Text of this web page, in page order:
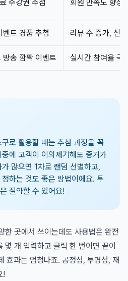
수강권 추첨 회원 만족도 향상
벤트 경품 추첨 리뷰 수 증가, 신
방송 깜짝 이벤트 실시간 참여율 극
로 활용할 때는 추첨 과정을 꼭
에 고객이 이의제기해도 증거가
많으면 1차로 랜덤 선별하고,
하는 것도 좋은 방법이에요. 투
절약할 수 있어요!
한 곳에서 쓰이는데도 사용법은 완전
몇 개 입력하고 클릭 한 번이면 끝이
효과는 엄청나죠. 공정성, 투명성, 재
!